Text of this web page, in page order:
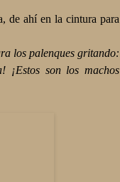
de ahí en la cintura para
los palenques gritando:
¡Estos son los machos